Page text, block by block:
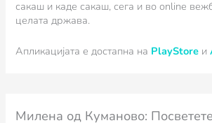
сакаш и каде сакаш, сега и во online
целата држава.
Апликацијата е достапна на PlayStore и
Милена од Куманово: